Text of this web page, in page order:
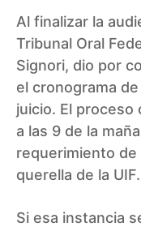
Al finalizar la
Tribunal Oral
Signori, dio por
el cronograma
juicio. El
a las 9 de la
requerimiento de
querella de la UIF.
Si esa instancia